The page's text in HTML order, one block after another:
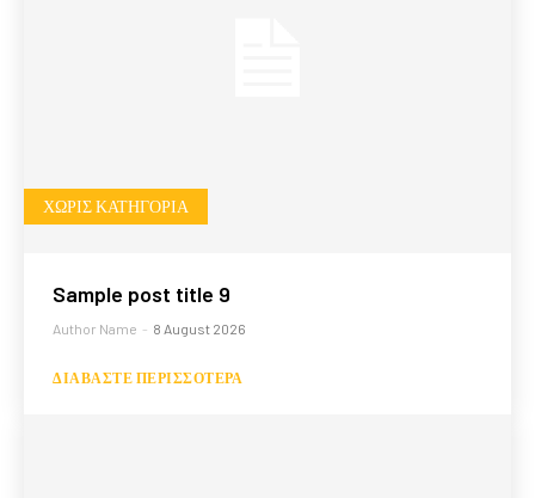
ΧΩΡΊΣ ΚΑΤΗΓΟΡΊΑ
Sample post title 9
Author Name - 8 August 2026
ΔΙΑΒΆΣΤΕ ΠΕΡΙΣΣΌΤΕΡΑ